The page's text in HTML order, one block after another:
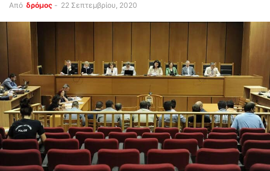
Από δρόμος - 22 Σεπτεμβρίου, 2020